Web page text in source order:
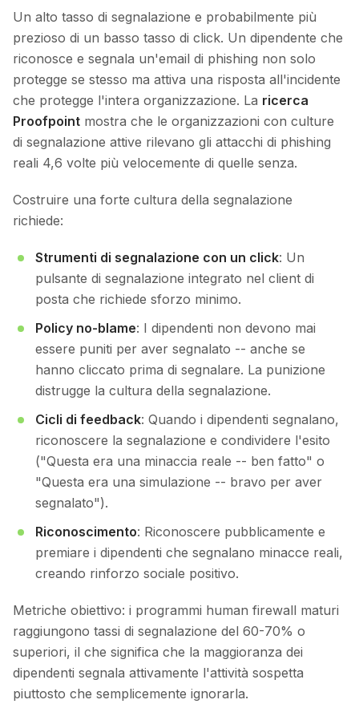
Un alto tasso di segnalazione e probabilmente più
prezioso di un basso tasso di click. Un dipendente che
riconosce e segnala un'email di phishing non solo
protegge se stesso ma attiva una risposta all'incidente
che protegge l'intera organizzazione. La ricerca
Proofpoint mostra che le organizzazioni con culture
di segnalazione attive rilevano gli attacchi di phishing
reali 4,6 volte più velocemente di quelle senza.
Costruire una forte cultura della segnalazione
richiede:
Strumenti di segnalazione con un click: Un
pulsante di segnalazione integrato nel client di
posta che richiede sforzo minimo.
Policy no-blame: I dipendenti non devono mai
essere puniti per aver segnalato -- anche se
hanno cliccato prima di segnalare. La punizione
distrugge la cultura della segnalazione.
Cicli di feedback: Quando i dipendenti segnalano,
riconoscere la segnalazione e condividere l'esito
("Questa era una minaccia reale -- ben fatto" o
"Questa era una simulazione -- bravo per aver
segnalato").
Riconoscimento: Riconoscere pubblicamente e
premiare i dipendenti che segnalano minacce reali,
creando rinforzo sociale positivo.
Metriche obiettivo: i programmi human firewall maturi
raggiungono tassi di segnalazione del 60-70% o
superiori, il che significa che la maggioranza dei
dipendenti segnala attivamente l'attività sospetta
piuttosto che semplicemente ignorarla.